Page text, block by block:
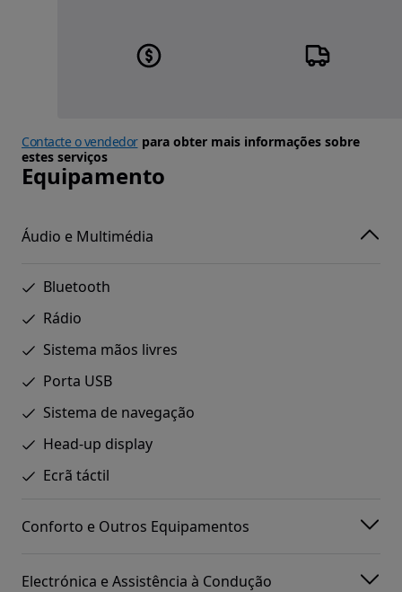
Contacte o vendedorpara obter mais informações sobre
estes serviços
Equipamento
Áudio e Multimédia
Bluetooth
Rádio
Sistema mãos livres
Porta USB
Sistema de navegação
Head-up display
Ecrã táctil
Conforto e Outros Equipamentos
Electrónica e Assistência à Condução